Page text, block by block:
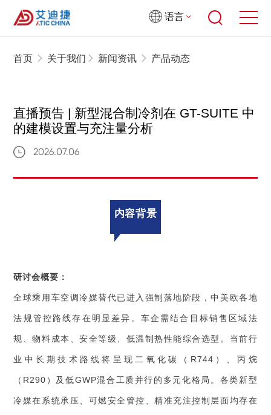
语言
首页 关于我们 新闻资讯 产品动态
直播预告 | 新型混合制冷剂在 GT-SUITE 中
的建模设置与充注量分析
2026.07.06
内容背景
研讨会概要：
全球乘用车空调冷媒替代已进入强制落地阶段，中美欧各地
法规管控路线存在明显差异。车企需结合目标销售区域法
规、物料成本、安全等级、低温制热性能综合选型。当前行
业中长期技术路线将呈现二氧化碳（R744）、丙烷
（R290）及低GWP混合工质并行的多元化格局。各类新型
冷媒在系统承压、可燃安全管控、精准充注控制层面均存在